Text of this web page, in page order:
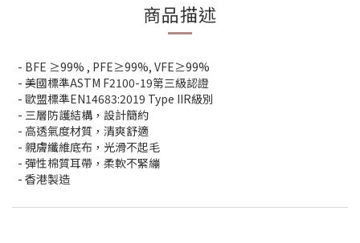
商品描述
- BFE ≥99% , PFE≥99%, VFE≥99%
- 美國標準ASTM F2100-19第三級認證
- 歐盟標準EN14683:2019 Type IIR級別
- 三層防護結構，設計簡約
- 高透氣度材質，清爽舒適
- 親膚纖維底布，光滑不起毛
- 彈性棉質耳帶，柔軟不緊繃
- 香港製造